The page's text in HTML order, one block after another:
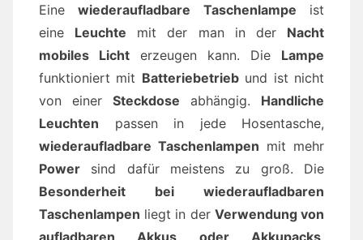
Einewiederaufladbare Taschenlampe ist
eine Leuchte mit der man in der Nacht
mobiles Licht erzeugen kann. Die Lampe
funktioniert mit Batteriebetriebund ist nicht
von einer Steckdose abhängig. Handliche
Leuchten passen in jede Hosentasche,
wiederaufladbare Taschenlampen mit mehr
Power sind dafür meistens zu groß. Die
Besonderheit bei wiederaufladbaren
Taschenlampen liegt in der Verwendung von
aufladbaren Akkus oder Akkupacks.